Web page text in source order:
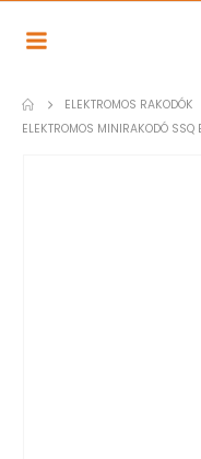
ELEKTROMOS RAKODÓK
ELEKTROMOS MINIRAKODÓ SSQ